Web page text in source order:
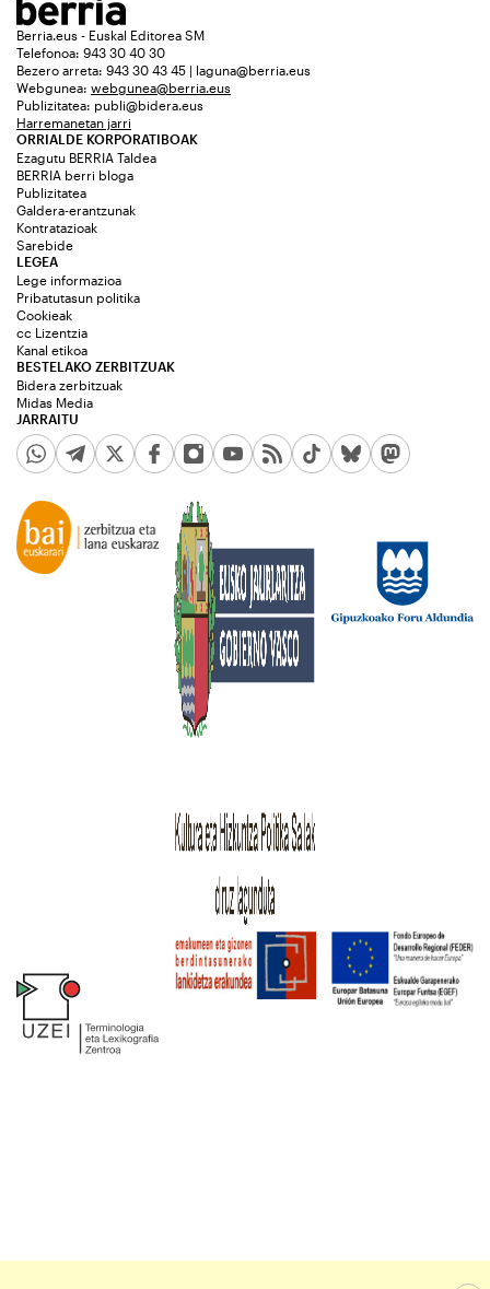
Berria.eus - Euskal Editorea SM
Telefonoa: 943 30 40 30
Bezero arreta: 943 30 43 45 | laguna@berria.eus
Webgunea: webgunea@berria.eus
Publizitatea: publi@bidera.eus
Harremanetan jarri
ORRIALDE KORPORATIBOAK
Ezagutu BERRIA Taldea
BERRIA berri bloga
Publizitatea
Galdera-erantzunak
Kontratazioak
Sarebide
JARRAITU
LEGEA
Lege informazioa
Pribatutasun politika
Cookieak
cc Lizentzia
Kanal etikoa
BESTELAKO ZERBITZUAK
Bidera zerbitzuak
Midas Media